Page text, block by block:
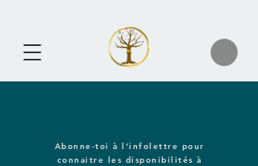
Abonne-toi à l'infolettre pour
connaitre les disponibilités à